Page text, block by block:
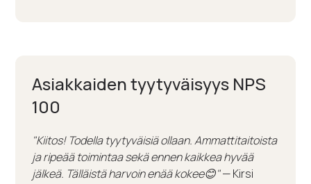
Asiakkaiden tyytyväisyys NPS
100
"Kiitos! Todella tyytyväisiä ollaan. Ammattitaitoista
ja ripeää toimintaa sekä ennen kaikkea hyvää
jälkeä. Tälläistä harvoin enää kokee😊"— Kirsi